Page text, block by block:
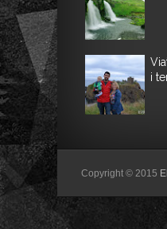
i
Copyright © 2015